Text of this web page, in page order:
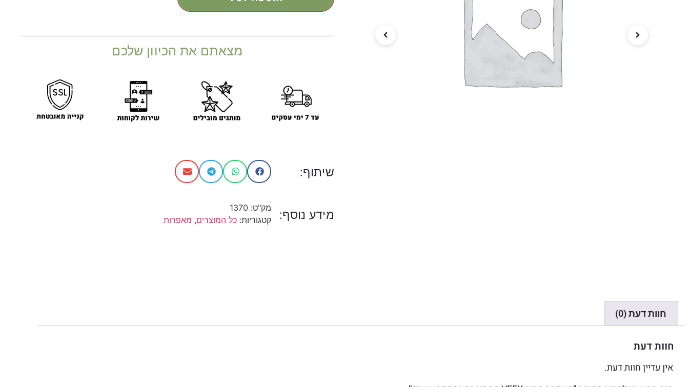
מצאתם את הכיוון שלכם
שיתוף:
מידע נוסף:
מק"ט: 1370
קטגוריות: כל המוצרים, מאפרות
חוות דעת (0)
חוות דעת
אין עדיין חוות דעת.